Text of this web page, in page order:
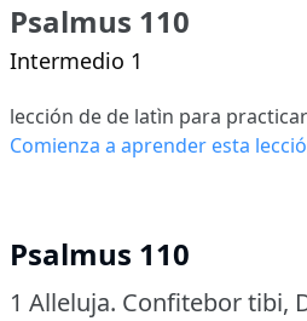
Psalmus 110
Intermedio 1
lección de de latìn para
Comienza a aprender esta
Psalmus 110
1 Alleluja. Confitebor tibi,